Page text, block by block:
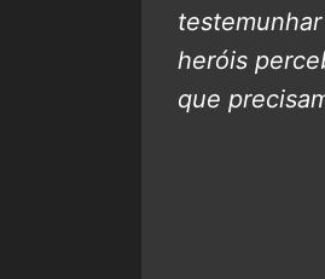
heróis
que